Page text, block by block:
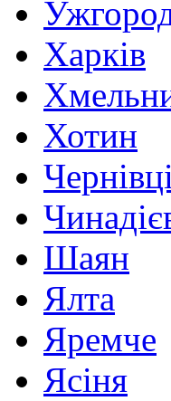
Харків
Хотин
Чернівці
Шаян
Ялта
Яремче
Ясіня